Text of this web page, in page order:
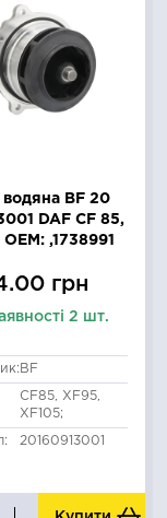
водяна BF 20
DAF CF 85,
OEM: ,1738991
грн
2 шт.
BF
CF85, XF95,
XF105;
20160913001